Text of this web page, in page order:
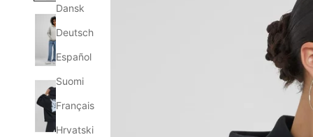
Dansk
Deutsch
Español
Suomi
Français
Hrvatski